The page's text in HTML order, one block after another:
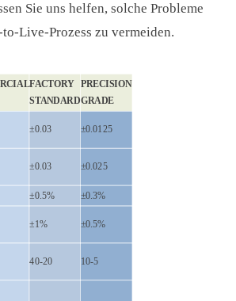
Sie uns helfen, solche Probleme
Live-Prozess zu vermeiden.
FACTORY
STANDARD
PRECISION
GRADE
±0.03 ±0.0125
±0.03 ±0.025
±0.5%
±0.3%
±1% ±0.5%
40-20 10-5